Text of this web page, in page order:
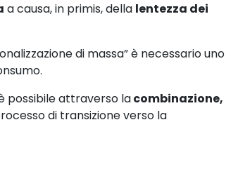
a causa, in primis, della lentezza dei
di massa” è necessario uno
possibile attraverso lacombinazione,
di transizione verso la